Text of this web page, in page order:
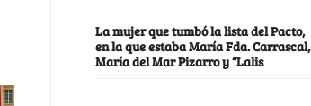
La mujer que tumbó la lista del Pacto,
en la que estaba María Fda. Carrascal,
María del Mar Pizarro y “Lalis